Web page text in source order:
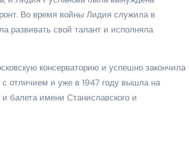
Во время войны Лидия служила в
развивать свой талант и исполняла
консерваторию и успешно закончила
с отличием и уже в 1947 году вышла на
балета имени Станиславского и